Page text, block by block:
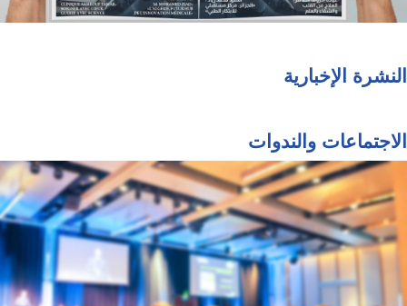
النشرة الإخبارية
الاجتماعات والندوات